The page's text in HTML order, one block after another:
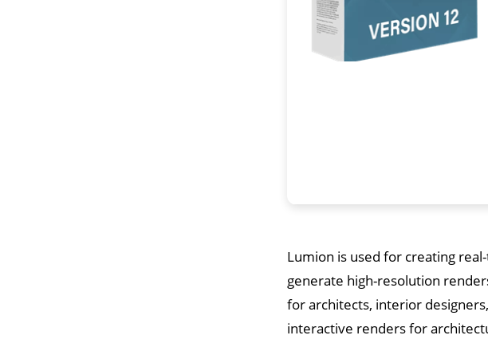
Lumion is used for creating
generate high-resolution
for architects, interior
interactive renders for